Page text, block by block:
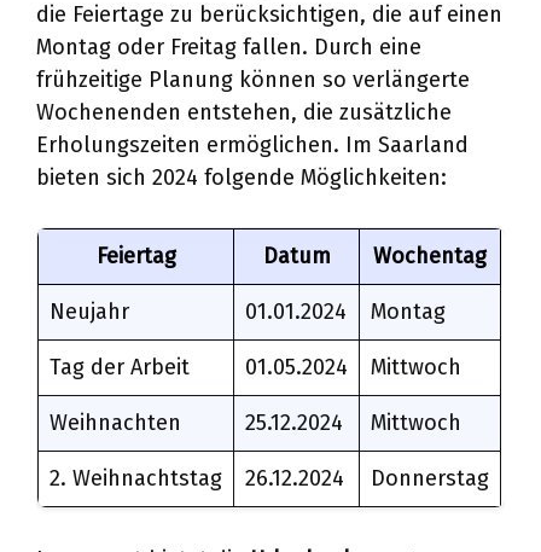
die Feiertage zu berücksichtigen, die auf einen
Montag oder Freitag fallen. Durch eine
frühzeitige Planung können so verlängerte
Wochenenden entstehen, die zusätzliche
Erholungszeiten ermöglichen. Im Saarland
bieten sich 2024 folgende Möglichkeiten:
Feiertag Datum Wochentag
Neujahr 01.01.2024 Montag
Tag der Arbeit 01.05.2024 Mittwoch
Weihnachten 25.12.2024 Mittwoch
2. Weihnachtstag 26.12.2024 Donnerstag